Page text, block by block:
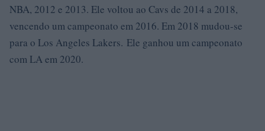
NBA, 2012 e 2013. Ele voltou ao Cavs de 2014 a 2018,
vencendo um campeonato em 2016. Em 2018 mudou-se
para o Los Angeles Lakers. Ele ganhou um campeonato
com LA em 2020.